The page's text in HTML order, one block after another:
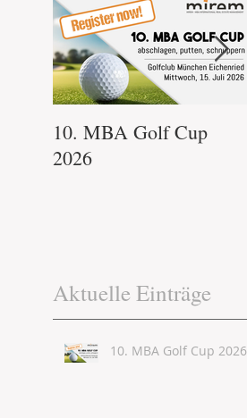
10. MBA Golf Cup
2026
Aktuelle Einträge
10. MBA Golf Cup 2026